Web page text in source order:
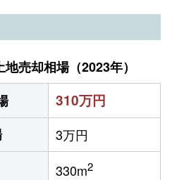
売却相場（2023年）
310万円
3万円
330m2